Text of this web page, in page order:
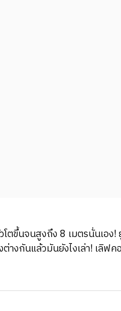
ตขึ้นจนสูงถึง 8 เมตรนั่นเ
างกันแล้วมันยังไงเล่า! เลิ